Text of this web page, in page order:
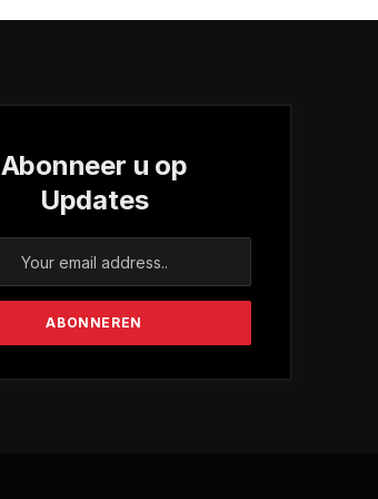
Abonneer u op
Updates